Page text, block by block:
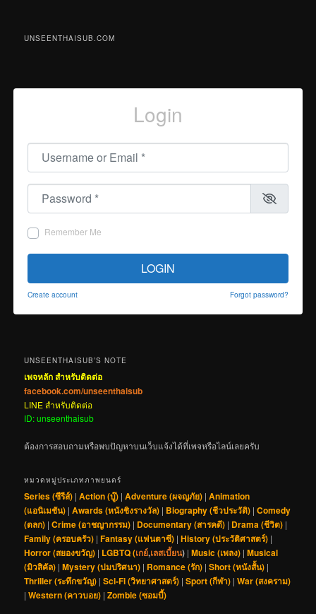
UNSEENTHAISUB.COM
Login
Username or Email
Password
Remember Me
LOGIN
Create account Forgot password?
UNSEENTHAISUB’S NOTE
เพจหลัก สำหรับติดต่อ
facebook.com/unseenthaisub
LINE สำหรับติดต่อ
ID: unseenthaisub
ต้องการสอบถามหรือพบปัญหาบนเว็บแจ้งได้ที่เพจหรือไลน์เลยครับ
หมวดหมู่ประเภทภาพยนตร์
Series (ซีรีส์) |Action (บู๊) |Adventure (ผจญภัย) |Animation
(แอนิเมชัน) |Awards (หนังชิงรางวัล) | Biography (ชีวประวัติ) |Comedy
(ตลก) |Crime (อาชญากรรม) | Documentary (สารคดี) | Drama (ชีวิต) |
Family (ครอบครัว) |Fantasy (แฟนตาซี) |History (ประวัติศาสตร์) |
Horror (สยองขวัญ) | LGBTQ (เกย์,เลสเบี้ยน) |Music (เพลง) |Musical
(มิวสิคัล) |Mystery (ปมปริศนา) | Romance (รัก) |Short (หนังสั้น) |
Thriller (ระทึกขวัญ) |Sci-Fi (วิทยาศาสตร์) |Sport (กีฬา) |War (สงคราม)
|Western (คาวบอย) |Zombie (ซอมบี้)